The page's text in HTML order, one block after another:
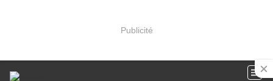
Publicité